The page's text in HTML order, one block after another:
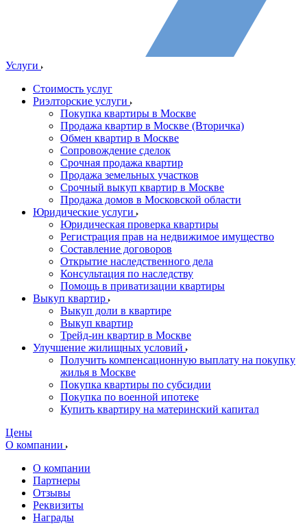
Услуги
Стоимость услуг
Риэлторские услуги
Покупка квартиры в Москве
Продажа квартир в Москве (Вторичка)
Обмен квартир в Москве
Сопровождение сделок
Срочная продажа квартир
Продажа земельных участков
Срочный выкуп квартир в Москве
Продажа домов в Московской области
Юридические услуги
Юридическая проверка квартиры
Регистрация прав на недвижимое имущество
Составление договоров
Открытие наследственного дела
Консультация по наследству
Помощь в приватизации квартиры
Выкуп квартир
Выкуп доли в квартире
Выкуп квартир
Трейд-ин квартир в Москве
Улучшение жилищных условий
Получить компенсационную выплату на покупку
жилья в Москве
Покупка квартиры по субсидии
Покупка по военной ипотеке
Купить квартиру на материнский капитал
Цены
О компании
О компании
Партнеры
Отзывы
Реквизиты
Награды